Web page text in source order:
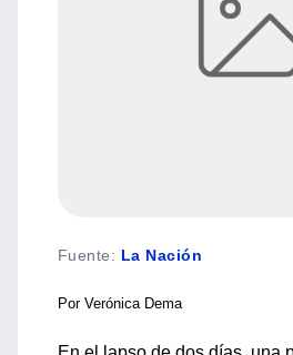
Fuente: La Nación
Por Verónica Dema